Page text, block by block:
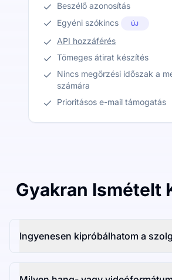
Beszélő azonosítás
Egyéni szókincs
ÚJ
API hozzáférés
Tömeges átirat készítés
Nincs megőrzési időszak a
számára
Prioritásos e-mail támogatás
Gyakran Ismételt
Ingyenesen kipróbálhatom a